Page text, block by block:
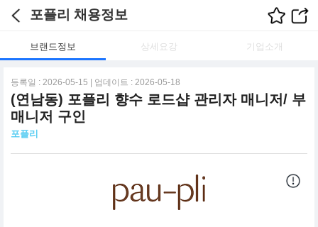
포플리 채용정보
브랜드정보 상세요강 기업소개
등록일 : 2026-05-15 | 업데이트 : 2026-05-18
(연남동) 포플리 향수 로드샵 관리자 매니저/ 부
매니저 구인
포플리